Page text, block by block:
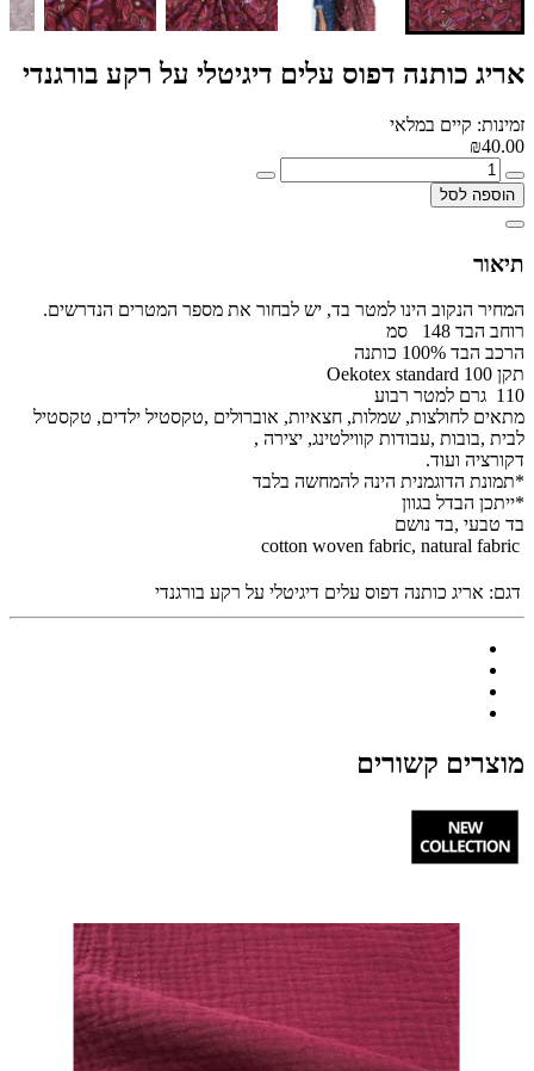
אריג כותנה דפוס עלים דיגיטלי על רקע בורגנדי
זמינות: קיים במלאי
₪40.00
הוספה לסל
תיאור
המחיר הנקוב הינו למטר בד, יש לבחור את מספר המטרים הנדרשים.
רוחב הבד 148 סמ
הרכב הבד 100% כותנה
תקן Oekotex standard 100
110 גרם למטר רבוע
מתאים לחולצות, שמלות, חצאיות, אוברולים ,טקסטיל ילדים, טקסטיל
לבית ,בובות ,עבודות קווילטינג, יצירה ,
דקורציה ועוד.
*תמונת הדוגמנית הינה להמחשה בלבד
*ייתכן הבדל בגוון
בד טבעי ,בד נושם
דגם: אריג כותנה דפוס עלים דיגיטלי על רקע בורגנדי
מוצרים קשורים